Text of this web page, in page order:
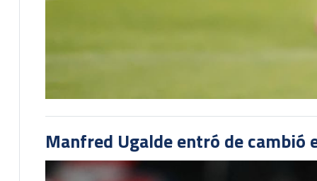
Manfred Ugalde entró de cambió